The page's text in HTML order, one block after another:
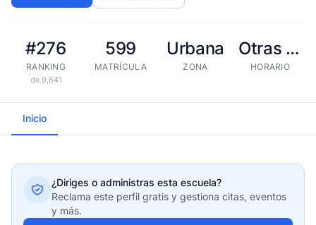
#276
RANKING
de 9,641
599
MATRÍCULA
Urbana
ZONA
Otras tandas
HORARIO
Inicio
¿Diriges o administras esta escuela?
Reclama este perfil gratis y gestiona citas, eventos
y más.